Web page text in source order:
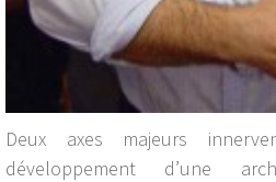
Deux axes majeurs
développement d’une